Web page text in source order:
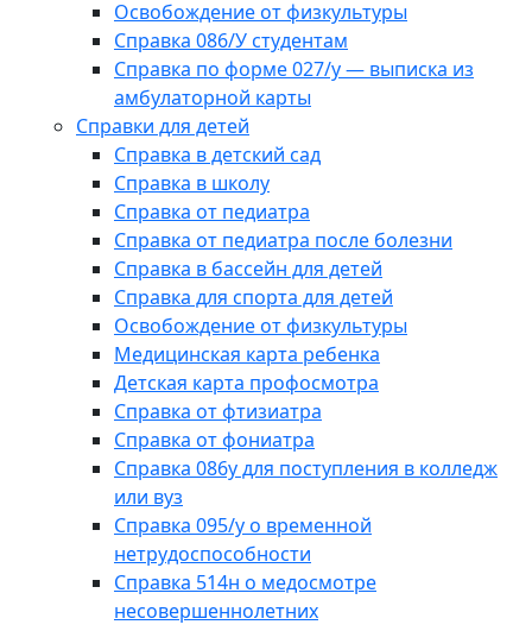
Освобождение от физкультуры
Справка 086/У студентам
Справка по форме 027/у — выписка из
амбулаторной карты
Справки для детей
Справка в детский сад
Справка в школу
Справка от педиатра
Справка от педиатра после болезни
Справка в бассейн для детей
Справка для спорта для детей
Освобождение от физкультуры
Медицинская карта ребенка
Детская карта профосмотра
Справка от фтизиатра
Справка от фониатра
Справка 086у для поступления в колледж
или вуз
Справка 095/у о временной
нетрудоспособности
Справка 514н о медосмотре
несовершеннолетних